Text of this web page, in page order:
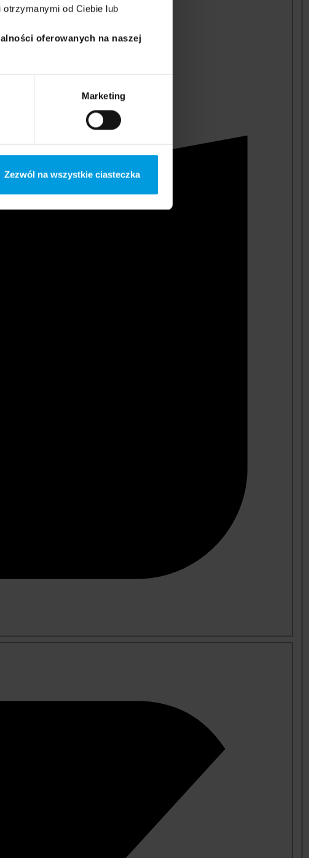
od Ciebie lub
oferowanych na naszej
Marketing
Zezwól na wszystkie ciasteczka